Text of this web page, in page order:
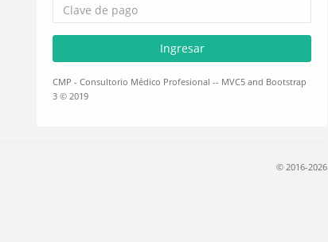
Ingresar
CMP - Consultorio Médico Profesional -- MVC5 and Bootstrap
3 © 2019
© 2016-2026